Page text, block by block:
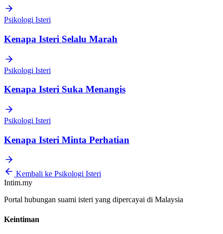
Psikologi Isteri
Kenapa Isteri Selalu Marah
Psikologi Isteri
Kenapa Isteri Suka Menangis
Psikologi Isteri
Kenapa Isteri Minta Perhatian
Kembali ke Psikologi Isteri
Intim.my
Portal hubungan suami isteri yang dipercayai di Malaysia
Keintiman